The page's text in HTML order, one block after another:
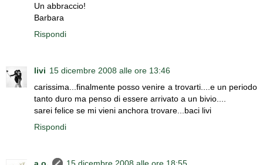
Un abbraccio!
Barbara
Rispondi
livi 15 dicembre 2008 alle ore 13:46
carissima...finalmente posso venire a trovarti....e un periodo
tanto duro ma penso di essere arrivato a un bivio....
sarei felice se mi vieni anchora trovare...baci livi
Rispondi